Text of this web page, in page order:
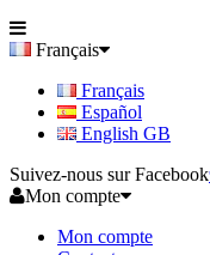
Français
Français
Español
English GB
Suivez-nous sur Facebook
Mon compte
Mon compte